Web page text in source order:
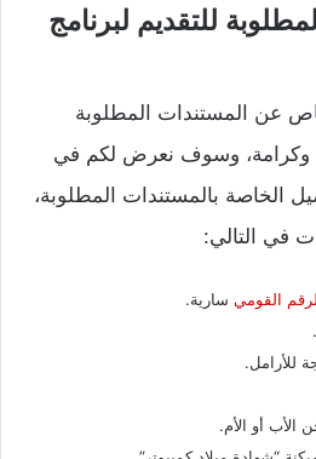
للتقديم لبرنامج
عن المستندات المطلوبة
وكرامة، وسوف نعرض لكم في
الخاصة بالمستندات المطلوبة،
في التالي:
القومي سارية.
للأرامل.
أو الأم.